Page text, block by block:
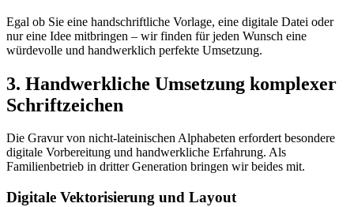
Egal ob Sie eine handschriftliche Vorlage, eine digitale Datei oder
nur eine Idee mitbringen – wir finden für jeden Wunsch eine
würdevolle und handwerklich perfekte Umsetzung.
3. Handwerkliche Umsetzung komplexer
Schriftzeichen
Die Gravur von nicht-lateinischen Alphabeten erfordert besondere
digitale Vorbereitung und handwerkliche Erfahrung. Als
Familienbetrieb in dritter Generation bringen wir beides mit.
Digitale Vektorisierung und Layout